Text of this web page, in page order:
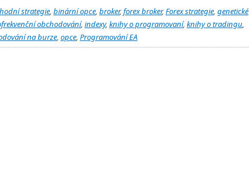
strategie, binární opce, broker,forex broker,Forex strategie, genetické
obchodování, indexy, knihy o programovaní, knihy o tradingu,
na burze, opce, Programování EA